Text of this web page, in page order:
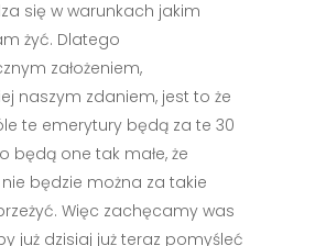
się w warunkach jakim
żyć. Dlatego
założeniem,
naszym zdaniem, jest to że
te emerytury będą za te 30
będą one tak małe, że
będzie można za takie
Więc zachęcamy was
już dzisiaj już teraz pomyśleć